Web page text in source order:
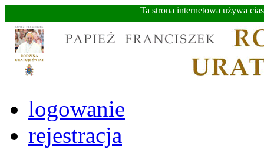
Ta strona internetowa używa
logowanie
rejestracja